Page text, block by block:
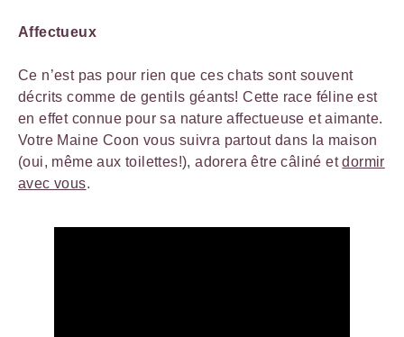
Affectueux
Ce n’est pas pour rien que ces chats sont souvent
décrits comme de gentils géants! Cette race féline est
en effet connue pour sa nature affectueuse et aimante.
Votre Maine Coon vous suivra partout dans la maison
(oui, même aux toilettes!), adorera être câliné etdormir
avec vous.